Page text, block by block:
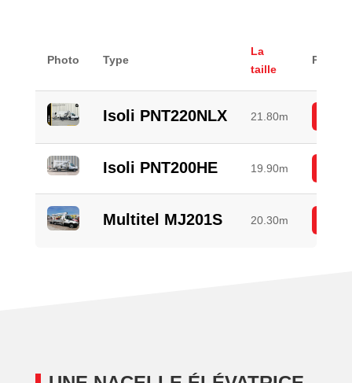
Photo Type
La
taille
Plus
Isoli PNT220NLX 21.80m
Isoli PNT200HE 19.90m
Multitel MJ201S 20.30m